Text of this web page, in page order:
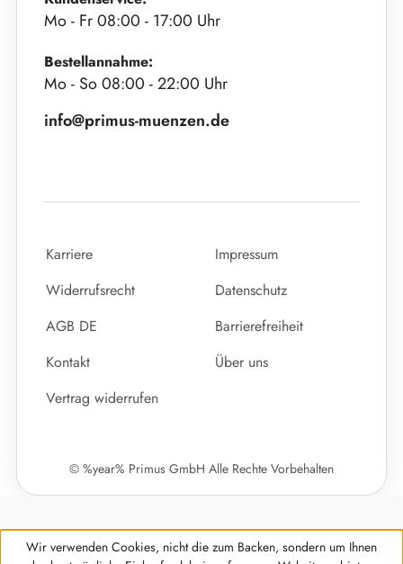
Mo - Fr 08:00 - 17:00 Uhr
Bestellannahme:
Mo - So 08:00 - 22:00 Uhr
info@primus-muenzen.de
Karriere
Impressum
Widerrufsrecht
Datenschutz
AGB DE
Barrierefreiheit
Kontakt
Über uns
Vertrag widerrufen
© %year% Primus GmbH Alle Rechte Vorbehalten
Wir verwenden Cookies, nicht die zum Backen, sondern um Ihnen